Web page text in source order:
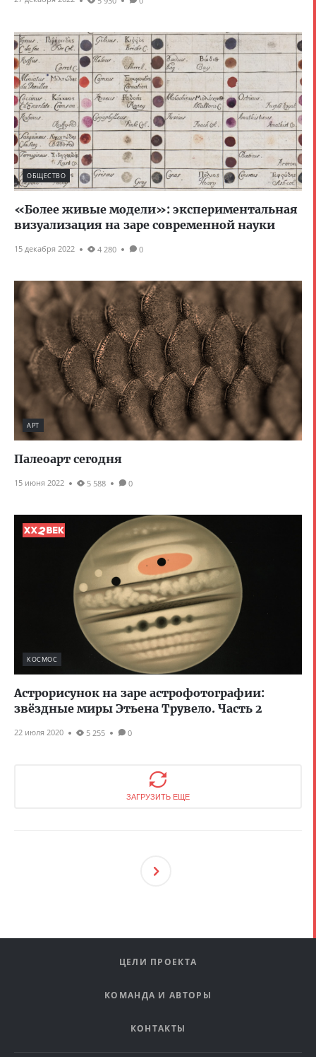
ОБЩЕСТВО
«Более живые модели»: экспериментальная
визуализация на заре современной науки
15 декабря 2022 4 280 0
АРТ
Палеоарт сегодня
15 июня 2022 5 588 0
КОСМОС
Астрорисунок на заре астрофотографии:
звёздные миры Этьена Трувело. Часть 2
22 июля 2020 5 255 0
ЗАГРУЗИТЬ ЕЩЕ
Ующ
ЦЕЛИ ПРОЕКТА
КОМАНДА И АВТОРЫ
КОНТАКТЫ